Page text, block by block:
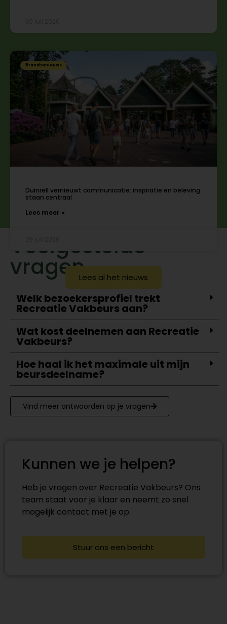
Branchenieuws
Duinrell vernieuwt communicatie: inspiratie en beleving
staan centraal
Lees meer »
Lees al het nieuws
Veelgestelde
vragen
Welk bezoekersprofiel trekt
Recreatie Vakbeurs aan?
Wat kost deelnemen aan Recreatie
Vakbeurs?
Hoe haal ik het maximale uit mijn
beursdeelname?
Vind meer antwoorden op je vragen
Kunnen we je helpen?
Heb je vragen over Recreatie Vakbeurs? Ons
team staat voor je klaar en neemt zo snel
mogelijk contact met je op.
Stuur ons een bericht